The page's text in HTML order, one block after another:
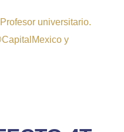
universitario.
y